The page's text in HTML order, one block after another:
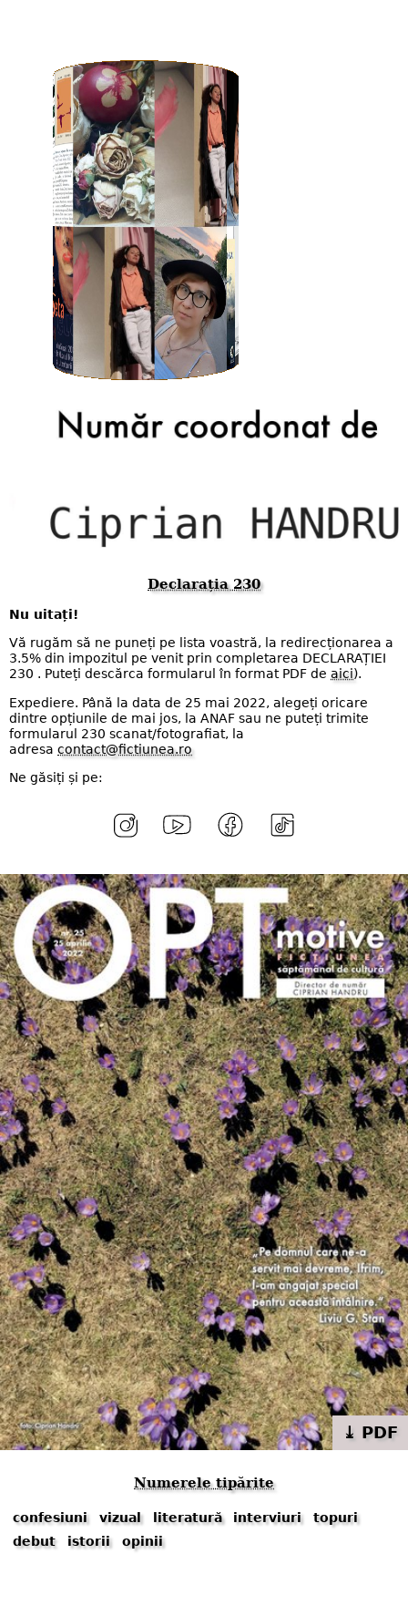
Declarația 230
Nu uitați!
Vă rugăm să ne puneți pe lista voastră, la redirecționarea a
3.5% din impozitul pe venit prin completarea DECLARAȚIEI
230 . Puteți descărca formularul în format PDF de aici).
Expediere. Până la data de 25 mai 2022, alegeți oricare
dintre opțiunile de mai jos, la ANAF sau ne puteți trimite
formularul 230 scanat/fotografiat, la
adresa contact@fictiunea.ro
Ne găsiți și pe:
⤓ PDF
Numerele tipărite
confesiuni vizual literatură interviuri
topuri
debut
istorii opinii